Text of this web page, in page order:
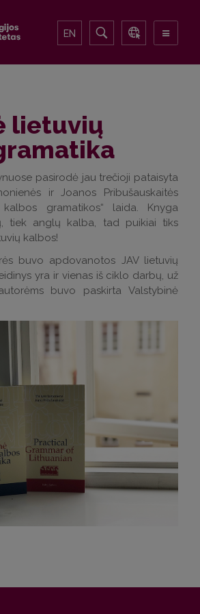
EN
lietuvių
pasirodė jau trečioji pataisyta
ir Joanos Pribušauskaitės
kalbos gramatikos“ laida. Knyga
tiek anglų kalba, tad puikiai tiks
kalbos!
buvo apdovanotos JAV lietuvių
yra ir vienas iš ciklo darbų, už
buvo paskirta Valstybinė